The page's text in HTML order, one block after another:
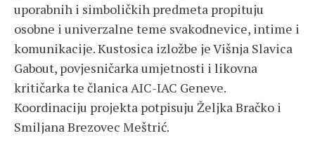
uporabnih i simboličkih predmeta propituju
osobne i univerzalne teme svakodnevice, intime i
komunikacije. Kustosica izložbe jeVišnja Slavica
Gabout, povjesničarka umjetnosti i likovna
kritičarka te članica AIC-IAC Geneve.
Koordinaciju projekta potpisuju Željka Bračko i
Smiljana Brezovec Meštrić.